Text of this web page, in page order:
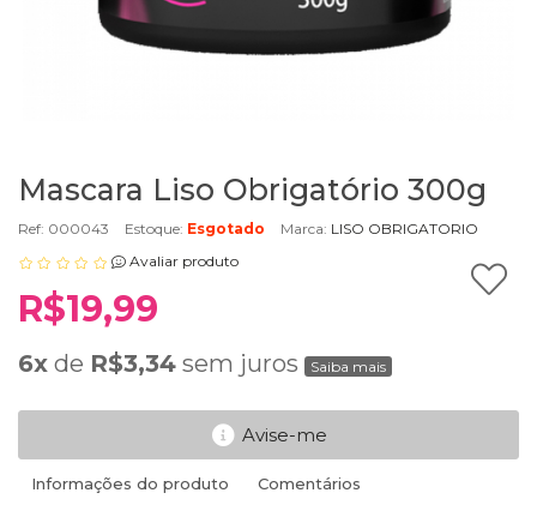
Mascara Liso Obrigatório 300g
Ref: 000043 Estoque: Esgotado Marca: LISO OBRIGATORIO
Avaliar produto
R$19,99
6x de R$3,34 sem juros Saiba mais
Avise-me
Informações do produto Comentários